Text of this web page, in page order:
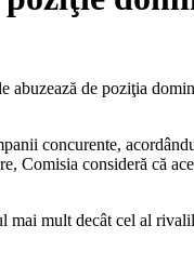
abuzează de poziţia
concurente,
Comisia consideră că
mult decât cel al